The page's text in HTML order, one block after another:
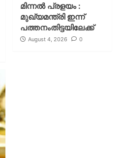
മിന്നല്‍ പ്രളയം :
മുഖ്യമന്ത്രി ഇന്ന്
പത്തനംതിട്ടയിലേക്ക്
August 4, 2026 0